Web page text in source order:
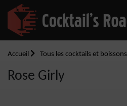
Accueil Tous les cocktails et boissons
Rose Girly